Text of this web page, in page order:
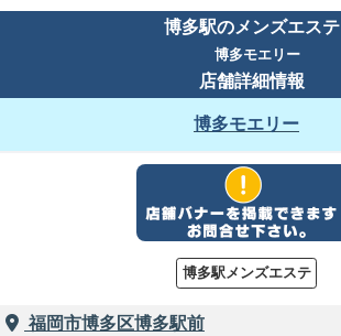
博多駅のメンズエステ
博多モエリー
店舗詳細情報
博多モエリー
博多駅メンズエステ
福岡市博多区博多駅前